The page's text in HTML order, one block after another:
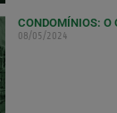
CONDOMÍNIOS: O
08/05/2024